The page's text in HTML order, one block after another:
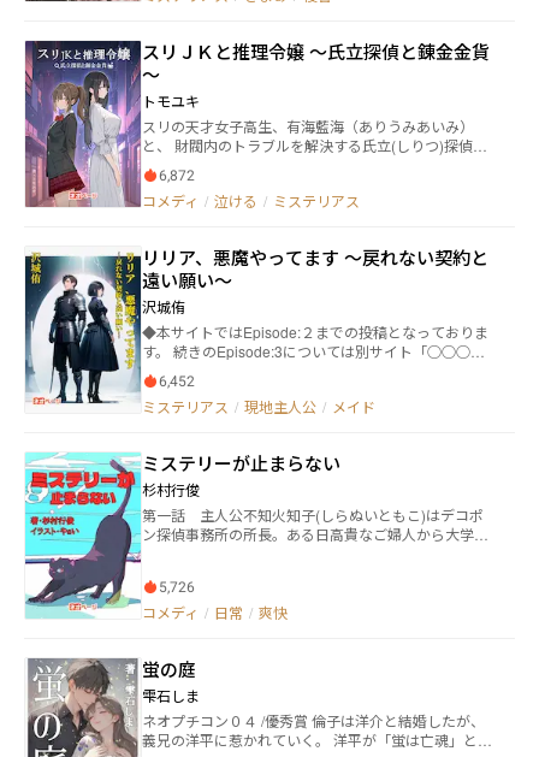
薬師丸萌美。 だがある日、萌美のカフェの裏手に放
置されていたのは、兄の婚約者の生首だった。 誰
が、なんのためにこんなことを。そして兄もまた行方
不明になっていた。 【顔、顔、顔！ 加害者も被害者
も同じ顔！】（完結済） 福岡で目撃された男が、同
時刻に長崎で死んでいた。 同じ顔の男が、町中を歩
いていたと思ったら襲ってくる。 そして、高校時代
の同級生と再会すれば、彼もまた同じ顔になってい
た。 【されど対岸は血と夢と蜃気楼のごとく】（完結
に会いたい……」 命尽き果てようとしている若手経
営者、二ノ宮幹人は死の間際にこう言いだした。 黒
葛川幸平は、二ノ宮の求める千尋を探すために動き出
す。死人を見つけることができるのか？
女の手首を強くつかみ――何も言わず、ただ一枚の紙切れ
をその手のひらに押し込み、振り返らずに走り去っ
た。 その紙切れはコートのポケットの中で、丸三か月
ものあいだ眠り続けていた。 「逃げて。毎日飲ませて
いるのはサプリメントじゃないから」 その一行を読ん
だ日から、綾芽の「平凡な結婚生活」は音を立てて、
少しずつ崩れ始める。
スリＪＫと推理令嬢 ～氏立探偵と錬金金貨
～
トモユキ
スリの天才女子高生、有海藍海（ありうみあいみ）
と、 財閥内のトラブルを解決する氏立(しりつ)探偵、
葉室みひろ（はむろみひろ）が、 錬金金貨で異能を得
た蒐集家(コレクタ)相手に、コインを盗み取る！ 藍海
とみひろ――スリと推理の異色バディがコイン争奪戦に挑
6,872
コメディ / 泣ける / ミステリアス
リリア、悪魔やってます ～戻れない契約と
遠い願い～
沢城侑
◆本サイトではEpisode:２までの投稿となっておりま
す。 続きのEpisode:3については別サイト「○○○に
なろう」「カ◯ヨ◯」にてタイトルを変えて投稿中で
す。 新タイトル『はぐれ騎士と純真アクマのフィデス
クロニクル 〜剣と知略と契約で世界に抗います〜』
魔リリアと出会う。ライアンはリリアに「魂」を売
り、悪魔の力を借りて己の危機を打ち払った。しかし
それは序章に過ぎず、故国であるリアンダール王国に
は、陰謀渦巻く「脅威」が襲いかかっていた。 ライア
ンとリリアは幾重にも張り巡らされた傾国の脅威の謎
王国への「脅威」の正体とはなんなのか、そして悪魔
に「魂」を売った騎士ライアンの命運は如何に。 これ
は悪魔との契約を通して「生きる」とは何なのかを問
士ライアンと気弱な悪魔少女リリアのバディが奏で
る、ちょっと変わったミステリーテイストのファンタ
ジーです。 シリアスなサスペンスの雰囲気をベース
に、ユーモアとバトルとを織り込んでみました。 転生
も転移も俺TUEEEも、ざまぁもありませんが、王道フ
6,452
ミステリアス / 現地主人公 / メイド
ミステリーが止まらない
杉村行俊
第一話 主人公不知火知子(しらぬいともこ)はデコポ
ン探偵事務所の所長。ある日高貴なご婦人から大学生
鏡で向いかいのマンションを眺めていた。偶然にもそ
の中に以前お世話になった刑事の部屋を見つける。そ
件が起きる。奇妙なことに駅のイニシャルに合わせて
同じイニシャルの人物が殺されていくようだった。こ
れを食い止めるために警察は探偵に捜査を依頼する。
第四話 探偵はその日、京都の友人（モトカノ）の家
に招待されていた。しかし招かれた豪邸で殺人事件が
5,726
コメディ / 日常 / 爽快
蛍の庭
雫石しま
ネオプチコン０４ /優秀賞 倫子は洋介と結婚したが、
義兄の洋平に惹かれていく。 洋平が「蛍は亡魂」と語